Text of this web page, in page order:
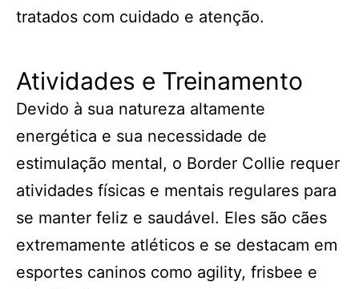
tratados com cuidado e atenção.
Atividades e Treinamento
Devido à sua natureza altamente
energética e sua necessidade de
estimulação mental, o Border Collie requer
atividades físicas e mentais regulares para
se manter feliz e saudável. Eles são cães
extremamente atléticos e se destacam em
esportes caninos como agility, frisbee e